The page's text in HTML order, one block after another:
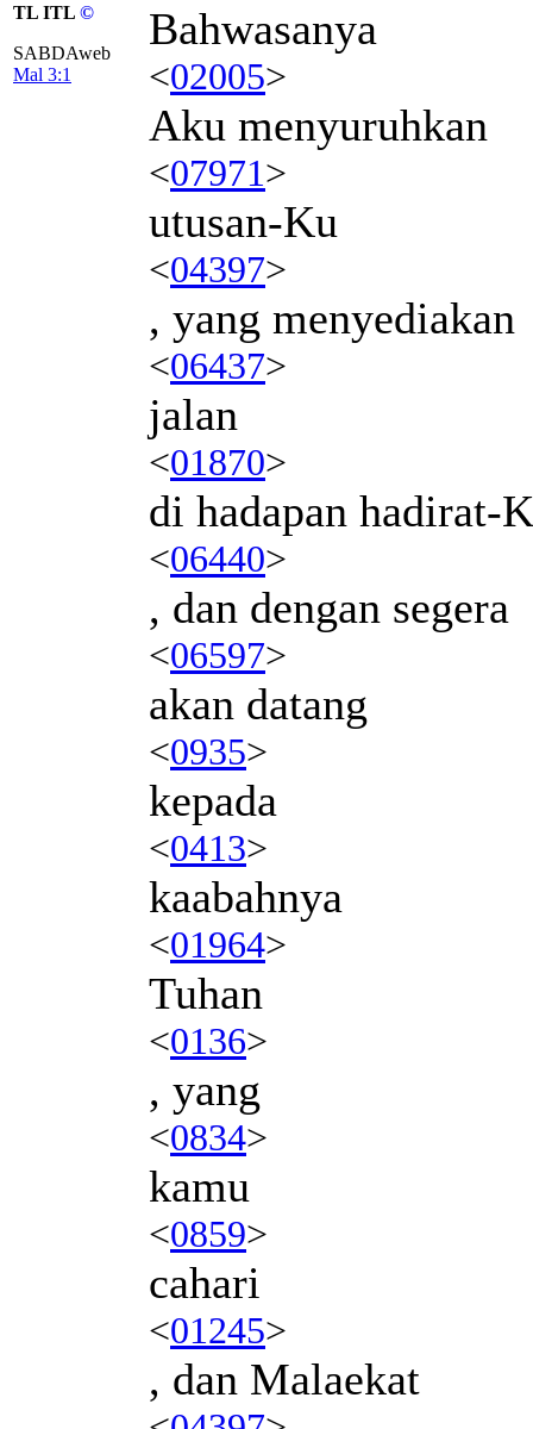
TL ITL ©
SABDAweb
Mal 3:1
Bahwasanya
<02005>
Aku menyuruhkan
<07971>
utusan-Ku
<04397>
, yang menyediakan
<06437>
jalan
<01870>
di hadapan hadirat-
<06440>
, dan dengan segera
<06597>
akan datang
<0935>
kepada
<0413>
kaabahnya
<01964>
Tuhan
<0136>
, yang
<0834>
kamu
<0859>
cahari
<01245>
, dan Malaekat